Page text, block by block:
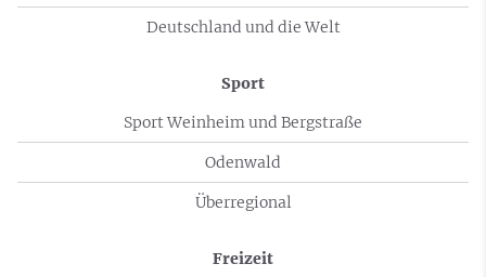
Deutschland und die Welt
Sport
Sport Weinheim und Bergstraße
Odenwald
Überregional
Freizeit